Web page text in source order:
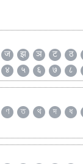
ज झ ञ ट ठ
४ ५ ६ ७ ८
ণ ত থ দ ধ